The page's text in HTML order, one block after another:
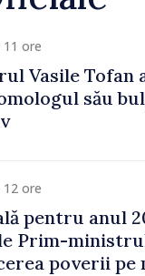
ore
Vasile Tofan
său
ore
pentru anul
Prim-
poverii pe